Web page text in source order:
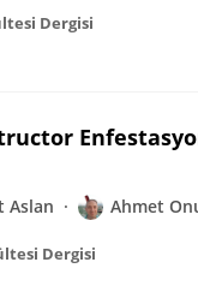
Dergisi
Aslan Ahmet
Dergisi